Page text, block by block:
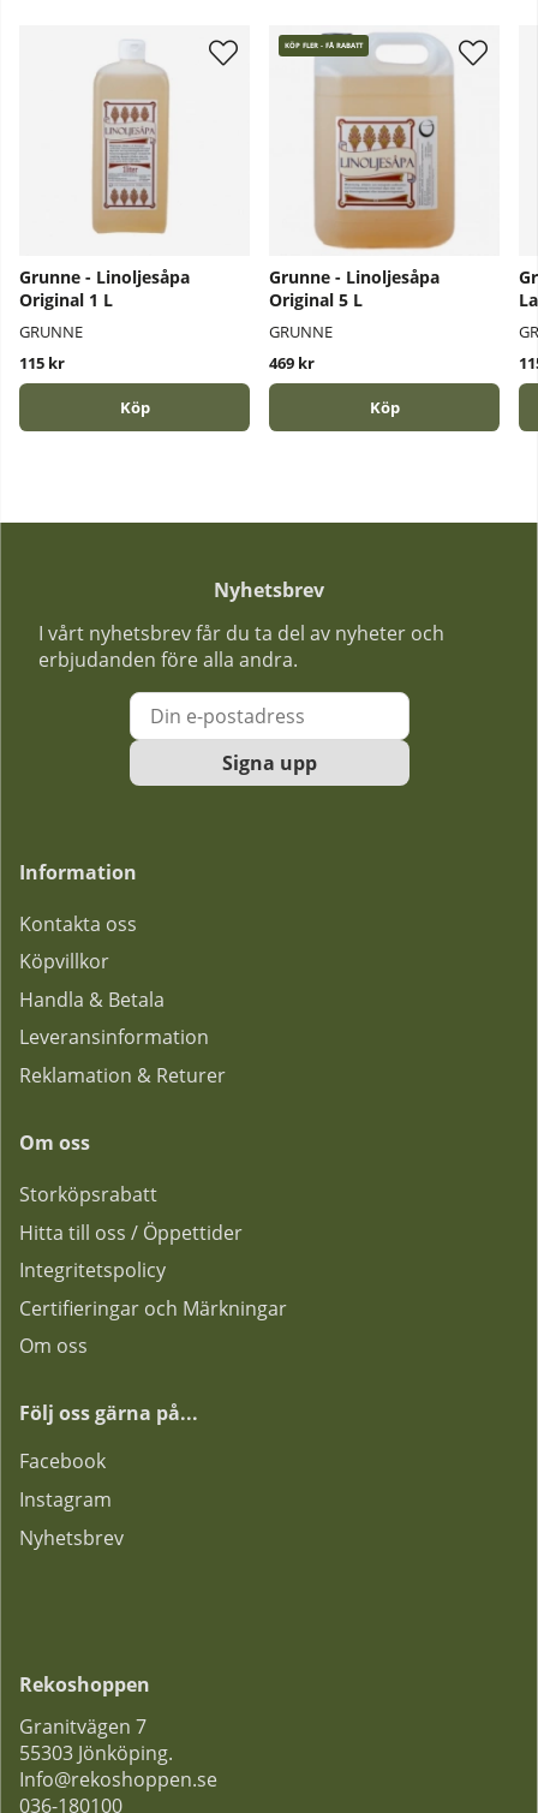
Grunne - Linoljesåpa
Original 1 L
GRUNNE
115 kr
Köp
KÖP FLER - FÅ RABATT
Grunne - Linoljesåpa
Original 5 L
GRUNNE
469 kr
Köp
Nyhetsbrev
I vårt nyhetsbrev får du ta del av nyheter och
erbjudanden före alla andra.
Signa upp
Information
Kontakta oss
Köpvillkor
Handla & Betala
Leveransinformation
Reklamation & Returer
Om oss
Storköpsrabatt
Hitta till oss / Öppettider
Integritetspolicy
Certifieringar och Märkningar
Om oss
Följ oss gärna på...
Facebook
Instagram
Nyhetsbrev
Rekoshoppen
Granitvägen 7
55303 Jönköping.
Info@rekoshoppen.se
036-180100